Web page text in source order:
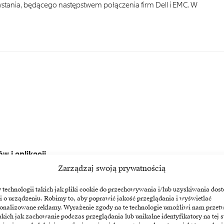
Zarządzaj swoją prywatnością
technologii takich jak pliki cookie do przechowywania i/lub uzyskiwania
o urządzeniu. Robimy to, aby poprawić jakość przeglądania i wyświetlać
reklamy. Wyrażenie zgody na te technologie umożliwi nam
jak zachowanie podczas przeglądania lub unikalne identyfikatory na tej
będącego następstwem połączenia firm Dell i EMC. W
i aplikacji
wirtualnych (VDI), rozszerzając opartą na platformie VMware